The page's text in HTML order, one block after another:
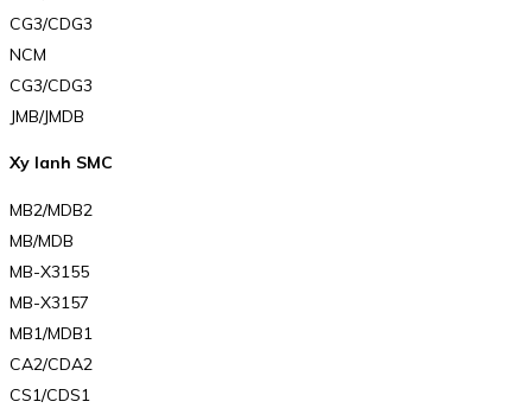
CG3/CDG3
NCM
CG3/CDG3
JMB/JMDB
Xy lanh SMC
MB2/MDB2
MB/MDB
MB-X3155
MB-X3157
MB1/MDB1
CA2/CDA2
CS1/CDS1